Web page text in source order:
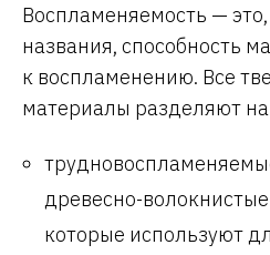
Воспламеняемость —
названия, способность
к воспламенению. Все
материалы разделяют
древесно-
которые используют